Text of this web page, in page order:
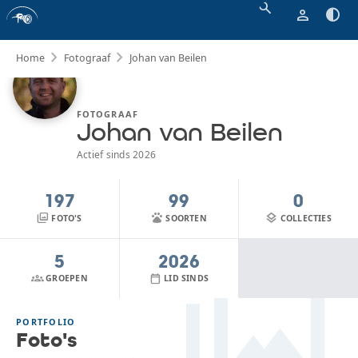
search person contrast
Home chevron_right Fotograafchevron_rightJohan van Beilen
FOTOGRAAF
Johan van Beilen
Actief sinds 2026
197
photo_library FOTO'S
99
pets SOORTEN
0
layers COLLECTIES
5
groups GROEPEN
2026
calendar_today LID SINDS
PORTFOLIO
Foto's